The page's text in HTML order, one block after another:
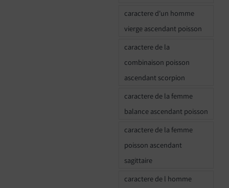
caractere d'un homme
vierge ascendant poisson
caractere de la
combinaison poisson
ascendant scorpion
caractere de la femme
balance ascendant poisson
caractere de la femme
poisson ascendant
sagittaire
caractere de l homme